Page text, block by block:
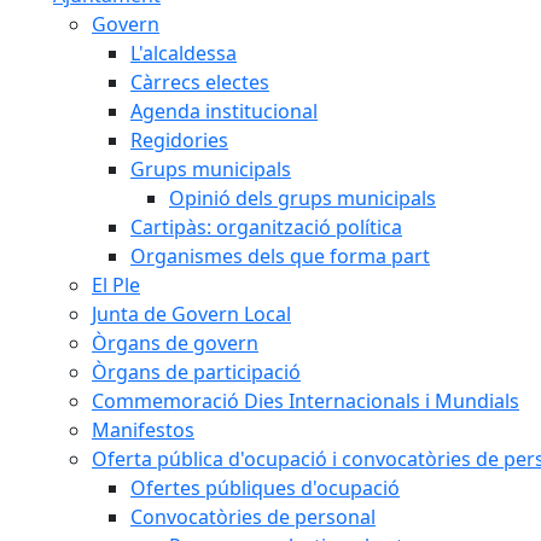
Govern
L'alcaldessa
Càrrecs electes
Agenda institucional
Regidories
Grups municipals
Opinió dels grups municipals
Cartipàs: organització política
Organismes dels que forma part
El Ple
Junta de Govern Local
Òrgans de govern
Òrgans de participació
Commemoració Dies Internacionals i Mundials
Manifestos
Oferta pública d'ocupació i convocatòries de
Ofertes públiques d'ocupació
Convocatòries de personal